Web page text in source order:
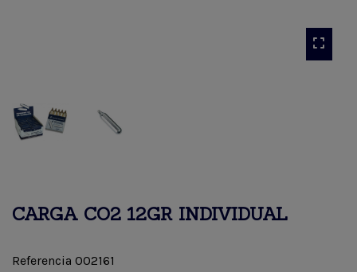
CARGA CO2 12GR INDIVIDUAL
Referencia 002161